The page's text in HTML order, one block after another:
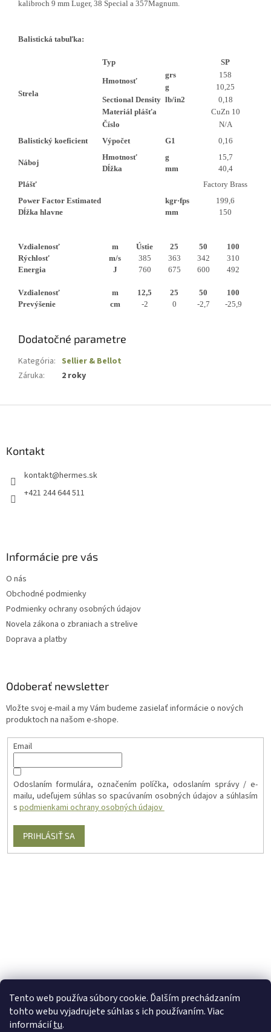
Tento web používa súbory cookie. Ďalším prechádzaním
tohto webu vyjadrujete súhlas s ich používaním. Viac
informáciítu.
kalibroch 9 mm Luger, 38 Special a 357Magnum.
Balistická tabuľka:
Strela
Typ SP
Hmotnosť
grs
158
g
10,25
Sectional Density lb/in2
0,18
Materiál plášťa
CuZn 10
Číslo
N/A
Balistický koeficient
Výpočet G1 0,16
Náboj
Hmotnosť g
15,7
Dĺžka
mm
40,4
Plášť
Factory Brass
Power Factor Estimated
kgr·fps
199,6
Dĺžka hlavne
mm 150
Vzdialenosť m Ústie 25 50
100
Rýchlosť
m/s 385 363 342
310
Energia
J 760 675 600 492
Vzdialenosť m 12,5 25 50
100
Prevýšenie
cm -2 0 -2,7 -25,9
Dodatočné parametre
Kategória: Sellier & Bellot
Záruka: 2 roky
Kontakt
kontakt@hermes.sk
+421 244 644 511
Informácie pre vás
O nás
Obchodné podmienky
Podmienky ochrany osobných údajov
Novela zákona o zbraniach a strelive
Doprava a platby
Odoberať newsletter
Vložte svoj e-mail a my Vám budeme zasielať informácie o nových
produktoch na našom e-shope.
Email
Odoslaním formulára, označením políčka, odoslaním správy / e-
mailu, udeľujem súhlas so spacúvaním osobných údajov a súhlasím
s podmienkami ochrany osobných údajov
PRIHLÁSIŤ SA